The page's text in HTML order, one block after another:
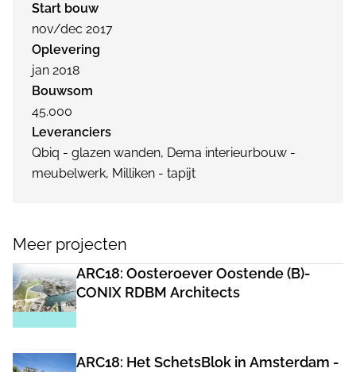
Start bouw
nov/dec 2017
Oplevering
jan 2018
Bouwsom
45.000
Leveranciers
Qbiq - glazen wanden, Dema interieurbouw -
meubelwerk, Milliken - tapijt
Meer projecten
ARC18: Oosteroever Oostende (B)-
CONIX RDBM Architects
ARC18: Het SchetsBlok in Amsterdam -